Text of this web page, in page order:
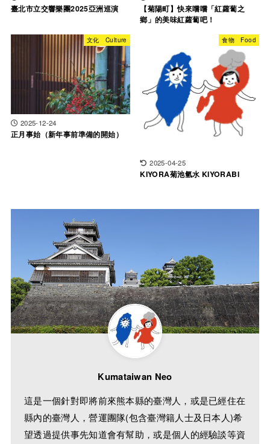
臺北市立交響樂團2025亞洲巡演
【菊陽町】快來嚐嚐「紅蘿蔔之
鄉」的美味紅蘿蔔吧！
文化 Culture
2025-12-24
正月事始（新年事前準備的開始）
食物 Food
2025-04-25
KIYORA菊池氫⽔ KIYORABI
Kumataiwan Neo
這是一個針對即將前來熊本縣的臺灣人，或是已經住在
縣內的臺灣人，營運團隊(包含臺灣籍人士及日本人)希
望透過提供事先知道會有幫助，或是個人的經驗談等資